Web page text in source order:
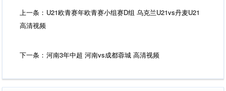
上一条： U21欧青赛年欧青赛小组赛D组 乌克兰U21vs丹麦U21
高清视频
下一条： 河南3年中超 河南vs成都蓉城 高清视频